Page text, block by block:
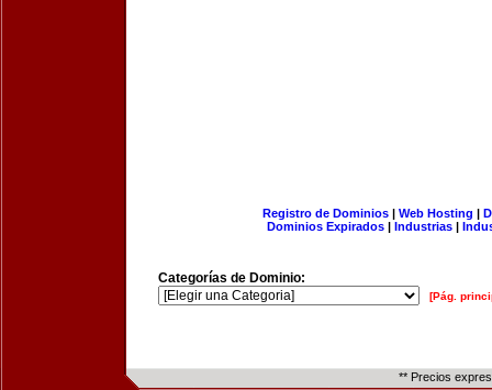
Registro de Dominios| Web Hosting |
Dominios Expirados | Industrias |
Categorías de Dominio:
[Pág.
** Precios